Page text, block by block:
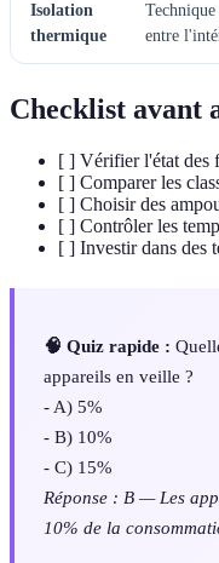
Isolation
thermique
entre
Checklist avant
[ ] Vérifier l'état des
[ ] Comparer les
[ ] Choisir des
[ ] Contrôler les
[ ] Investir dans des
🧠 Quiz rapide :
appareils en veille ?
- A) 5%
- B) 10%
- C) 15%
Réponse : B — Les
10% de la